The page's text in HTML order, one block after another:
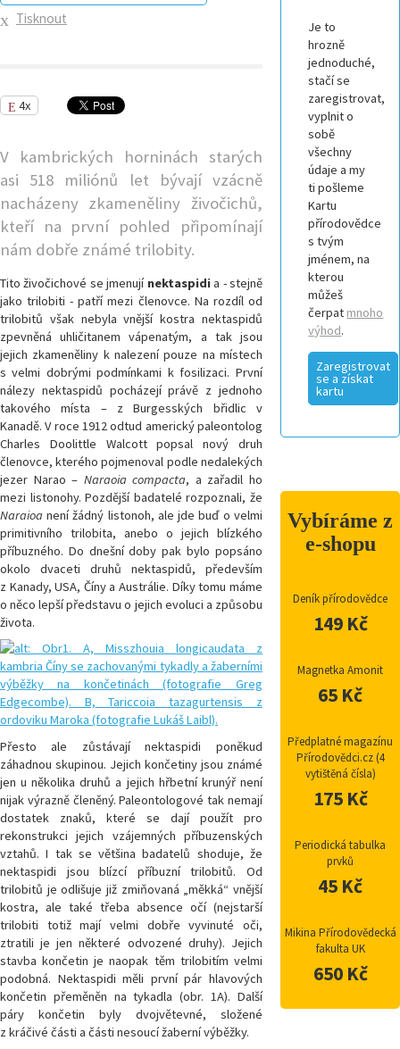
Tisknout
4x
V kambrických horninách starých
asi 518 miliónů let bývají vzácně
nacházeny zkameněliny živočichů,
kteří na první pohled připomínají
nám dobře známé trilobity.
Tito živočichové se jmenují nektaspidia - stejně
jako trilobiti - patří mezi členovce. Na rozdíl od
trilobitů však nebyla vnější kostra nektaspidů
zpevněná uhličitanem vápenatým, a tak jsou
jejich zkameněliny k nalezení pouze na místech
s velmi dobrými podmínkami k fosilizaci. První
nálezy nektaspidů pocházejí právě z jednoho
takového místa – z Burgesských břidlic v
Kanadě. V roce 1912 odtud americký paleontolog
Charles Doolittle Walcott popsal nový druh
členovce, kterého pojmenoval podle nedalekých
jezer Narao – Naraoia compacta, a zařadil ho
mezi listonohy. Pozdější badatelé rozpoznali, že
Naraioa není žádný listonoh, ale jde buď o velmi
primitivního trilobita, anebo o jejich blízkého
příbuzného. Do dnešní doby pak bylo popsáno
okolo dvaceti druhů nektaspidů, především
z Kanady, USA, Číny a Austrálie. Díky tomu máme
o něco lepší představu o jejich evoluci a způsobu
života.
Přesto ale zůstávají nektaspidi poněkud
záhadnou skupinou. Jejich končetiny jsou známé
jen u několika druhů a jejich hřbetní krunýř není
nijak výrazně členěný. Paleontologové tak nemají
dostatek znaků, které se dají použít pro
rekonstrukci jejich vzájemných příbuzenských
vztahů. I tak se většina badatelů shoduje, že
nektaspidi jsou blízcí příbuzní trilobitů. Od
trilobitů je odlišuje již zmiňovaná „měkká“ vnější
kostra, ale také třeba absence očí (nejstarší
trilobiti totiž mají velmi dobře vyvinuté oči,
ztratili je jen některé odvozené druhy). Jejich
stavba končetin je naopak těm trilobitím velmi
podobná. Nektaspidi měli první pár hlavových
končetin přeměněn na tykadla (obr. 1A). Další
páry končetin byly dvojvětevné, složené
z kráčivé části a části nesoucí žaberní výběžky.
Je to
hrozně
jednoduché,
stačí se
zaregistrovat,
vyplnit o
sobě
všechny
údaje a my
ti pošleme
Kartu
přírodovědce
s tvým
jménem, na
kterou
můžeš
čerpat mnoho
výhod.
Zaregistrovat
se a získat
kartu
Vybíráme z
e-shopu
Deník přírodovědce
149 Kč
Magnetka Amonit
65 Kč
Předplatné magazínu
Přírodovědci.cz (4
vytištěná čísla)
175 Kč
Periodická tabulka
prvků
45 Kč
Mikina Přírodovědecká
fakulta UK
650 Kč